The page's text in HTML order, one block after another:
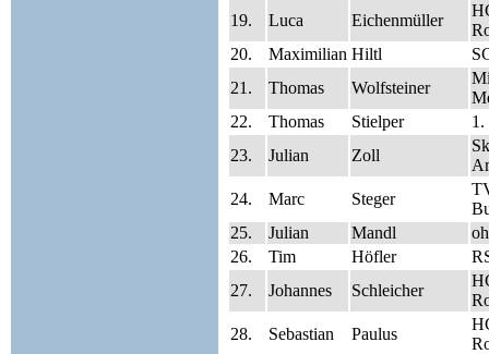
19.
Luca Eichenmüller
20.
Maximilian Hiltl
21.
Thomas Wolfsteiner
22.
Thomas Stielper
1.
23.
Julian Zoll
24.
Marc Steger
25.
Julian Mandl
26.
Tim Höfler
27.
Johannes Schleicher
28.
Sebastian Paulus